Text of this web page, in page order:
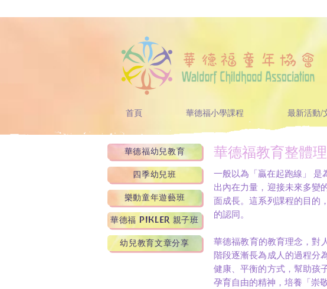
首頁 華德福小學課程 最新活動/
華德福幼兒教育
四季幼兒班
樂動童年遊藝班
華德福 PIKLER 親子班
幼兒教育文章分享
華德福教育整體
一般以為「贏在起跑線」
出內在力量，迎接未來多變
面成長。這系列課程的目的
的認同。
華德福教育的教育理念，對
階段逐漸長為成人的過程分
健康、平衡的方式，幫助孩
孕育自由的精神，培養「崇